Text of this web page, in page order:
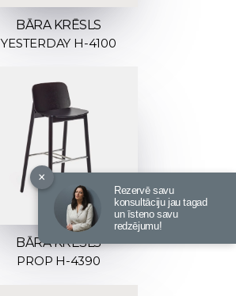
BĀRA KRĒSLS
YESTERDAY H-4100
BĀRA KRĒSLS
PROP H-4390
×
Rezervē savu
konsultāciju jau tagad
un īsteno savu
redzējumu!